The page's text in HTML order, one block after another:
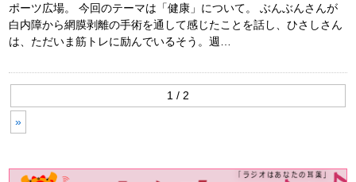
ポーツ広場。 今回のテーマは「健康」について。 ぶんぶんさんが
白内障から網膜剥離の手術を通して感じたことを話し、ひさしさん
は、ただいま筋トレに励んでいるそう。週…
1 / 2
»